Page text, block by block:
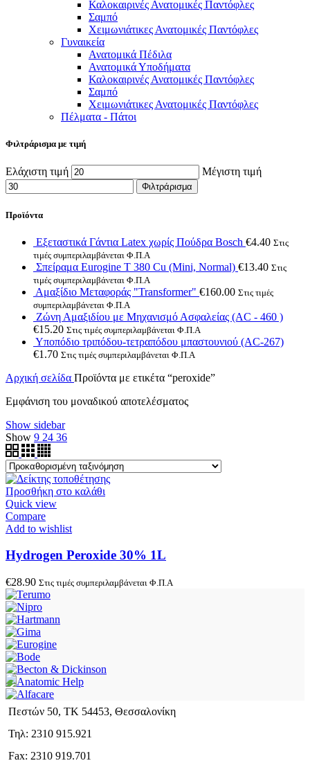
Καλοκαιρινές Ανατομικές Παντόφλες
Σαμπό
Χειμωνιάτικες Ανατομικές Παντόφλες
Γυναικεία
Ανατομικά Πέδιλα
Ανατομικά Υποδήματα
Καλοκαιρινές Ανατομικές Παντόφλες
Σαμπό
Χειμωνιάτικες Ανατομικές Παντόφλες
Πέλματα - Πάτοι
Φιλτράρισμα με τιμή
Ελάχιστη τιμή Μέγιστη τιμή
Φιλτράρισμα
Προϊόντα
Εξεταστικά Γάντια Latex χωρίς Πούδρα Bosch €4.40 Στις
τιμές συμπεριλαμβάνεται Φ.Π.Α
Σπείραμα Eurogine Τ 380 Cu (Mini, Normal) €13.40 Στις
τιμές συμπεριλαμβάνεται Φ.Π.Α
Αμαξίδιο Μεταφοράς "Transformer" €160.00 Στις τιμές
συμπεριλαμβάνεται Φ.Π.Α
Ζώνη Αμαξιδίου με Μηχανισμό Ασφαλείας (AC - 460 )
€15.20 Στις τιμές συμπεριλαμβάνεται Φ.Π.Α
Υποπόδιο τριπόδου-τετραπόδου μπαστουνιού (AC-267)
€1.70 Στις τιμές συμπεριλαμβάνεται Φ.Π.Α
Αρχική σελίδα Προϊόντα με ετικέτα “peroxide”
Εμφάνιση του μοναδικού αποτελέσματος
Show sidebar
Show 9 24 36
Προσθήκη στο καλάθι
Quick view
Compare
Add to wishlist
Hydrogen Peroxide 30% 1L
€28.90 Στις τιμές συμπεριλαμβάνεται Φ.Π.Α
Πεστών 50, ΤΚ 54453, Θεσσαλονίκη
Τηλ: 2310 915.921
Fax: 2310 919.701